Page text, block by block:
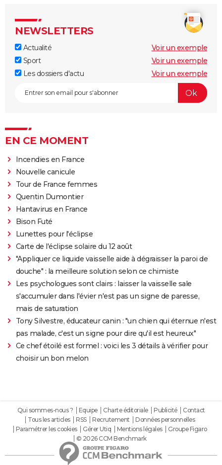
NEWSLETTERS
Actualité
Voir un exemple
Sport
Voir un exemple
Les dossiers d'actu
Voir un exemple
EN CE MOMENT
Incendies en France
Nouvelle canicule
Tour de France femmes
Quentin Dumontier
Hantavirus en France
Bison Futé
Lunettes pour l'éclipse
Carte de l'éclipse solaire du 12 août
"Appliquer ce liquide vaisselle aide à dégraisser la paroi de
douche" : la meilleure solution selon ce chimiste
Les psychologues sont clairs : laisser la vaisselle sale
s'accumuler dans l'évier n'est pas un signe de paresse,
mais de saturation
Tony Silvestre, éducateur canin : "un chien qui éternue n'est
pas malade, c'est un signe pour dire qu'il est heureux"
Ce chef étoilé est formel : voici les 3 détails à vérifier pour
choisir un bon melon
Qui sommes-nous ? Equipe Charte éditoriale Publicité
Contact
Tous les articles
RSS Recrutement
Données personnelles
Paramétrer les cookies
Gérer Utiq Mentions légales
Groupe Figaro
© 2026 CCM Benchmark